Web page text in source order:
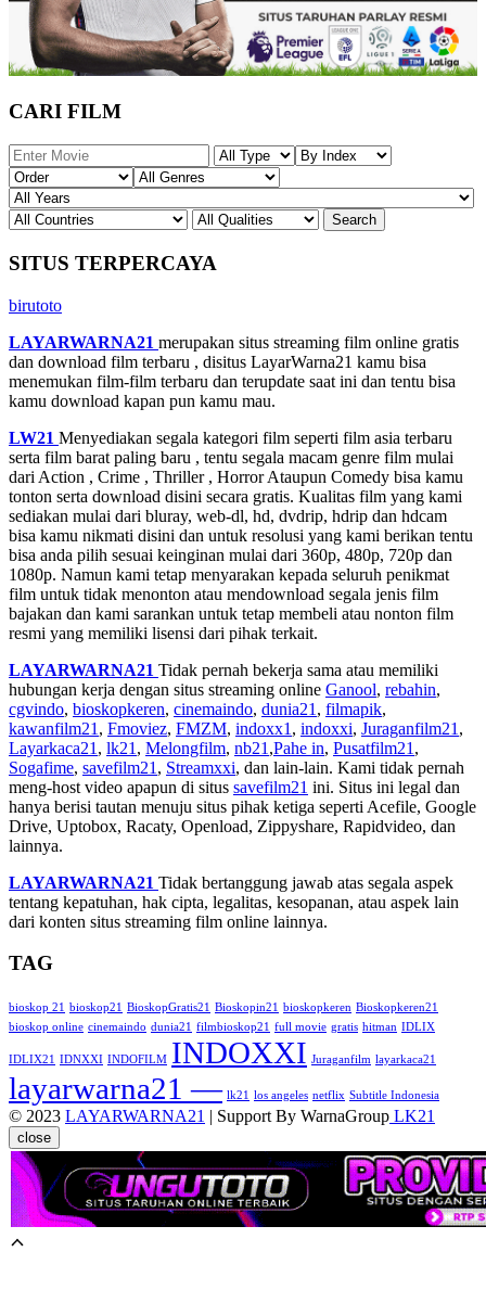
CARI FILM
SITUS TERPERCAYA
birutoto
LAYARWARNA21 merupakan situs streaming film online gratis
dan download film terbaru , disitus LayarWarna21 kamu bisa
menemukan film-film terbaru dan terupdate saat ini dan tentu bisa
kamu download kapan pun kamu mau.
LW21 Menyediakan segala kategori film seperti film asia terbaru
serta film barat paling baru , tentu segala macam genre film mulai
dari Action , Crime , Thriller , Horror Ataupun Comedy bisa kamu
tonton serta download disini secara gratis. Kualitas film yang kami
sediakan mulai dari bluray, web-dl, hd, dvdrip, hdrip dan hdcam
bisa kamu nikmati disini dan untuk resolusi yang kami berikan tentu
bisa anda pilih sesuai keinginan mulai dari 360p, 480p, 720p dan
1080p. Namun kami tetap menyarakan kepada seluruh penikmat
film untuk tidak menonton atau mendownload segala jenis film
bajakan dan kami sarankan untuk tetap membeli atau nonton film
resmi yang memiliki lisensi dari pihak terkait.
LAYARWARNA21 Tidak pernah bekerja sama atau memiliki
hubungan kerja dengan situs streaming online Ganool, rebahin,
cgvindo, bioskopkeren, cinemaindo, dunia21 , filmapik,
kawanfilm21 , Fmoviez, FMZM, indoxx1 , indoxxi, Juraganfilm21 ,
Layarkaca21 , lk21 , Melongfilm, nb21 ,Pahe in, Pusatfilm21 ,
Sogafime, savefilm21 , Streamxxi, dan lain-lain. Kami tidak pernah
meng-host video apapun di situs savefilm21 ini. Situs ini legal dan
hanya berisi tautan menuju situs pihak ketiga seperti Acefile, Google
Drive, Uptobox, Racaty, Openload, Zippyshare, Rapidvideo, dan
lainnya.
LAYARWARNA21 Tidak bertanggung jawab atas segala aspek
tentang kepatuhan, hak cipta, legalitas, kesopanan, atau aspek lain
dari konten situs streaming film online lainnya.
TAG
bioskop 21 bioskop21 BioskopGratis21 Bioskopin21 bioskopkeren Bioskopkeren21
bioskop online cinemaindo dunia21 filmbioskop21 full movie gratis hitman IDLIX
IDLIX21 IDNXXI INDOFILM INDOXXI Juraganfilm layarkaca21
layarwarna21 — lk21 los angeles netflix Subtitle Indonesia
© 2023 LAYARWARNA21 | Support By WarnaGroup LK21
close